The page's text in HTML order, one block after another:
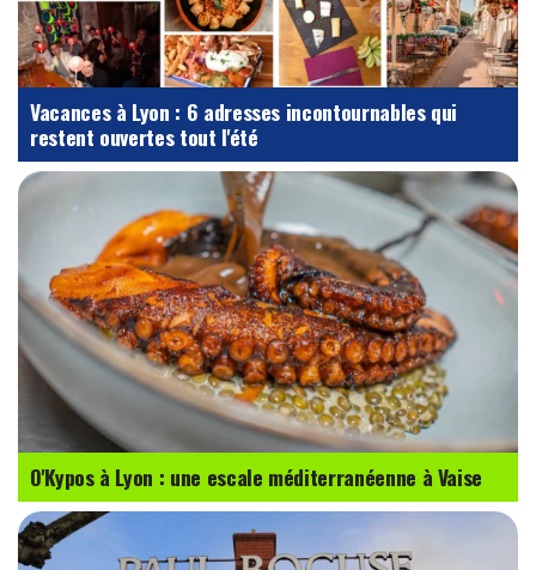
Vacances à Lyon : 6 adresses incontournables qui
restent ouvertes tout l'été
O'Kypos à Lyon : une escale méditerranéenne à Vaise